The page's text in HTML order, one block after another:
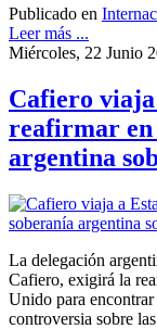
Publicado en
Leer más ...
Miércoles, 22 Junio
Cafiero viaja
reafirmar en
argentina
La delegación
Cafiero, exigirá la
Unido para
controversia sobre